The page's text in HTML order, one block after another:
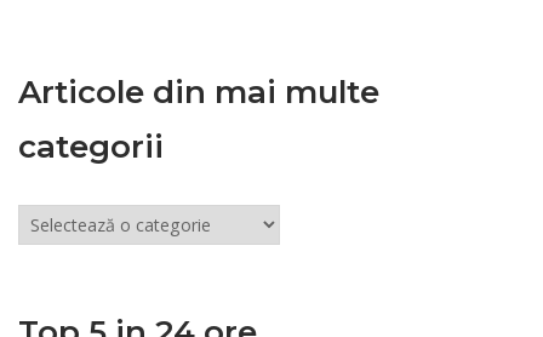
Articole din mai multe
categorii
Articole
din